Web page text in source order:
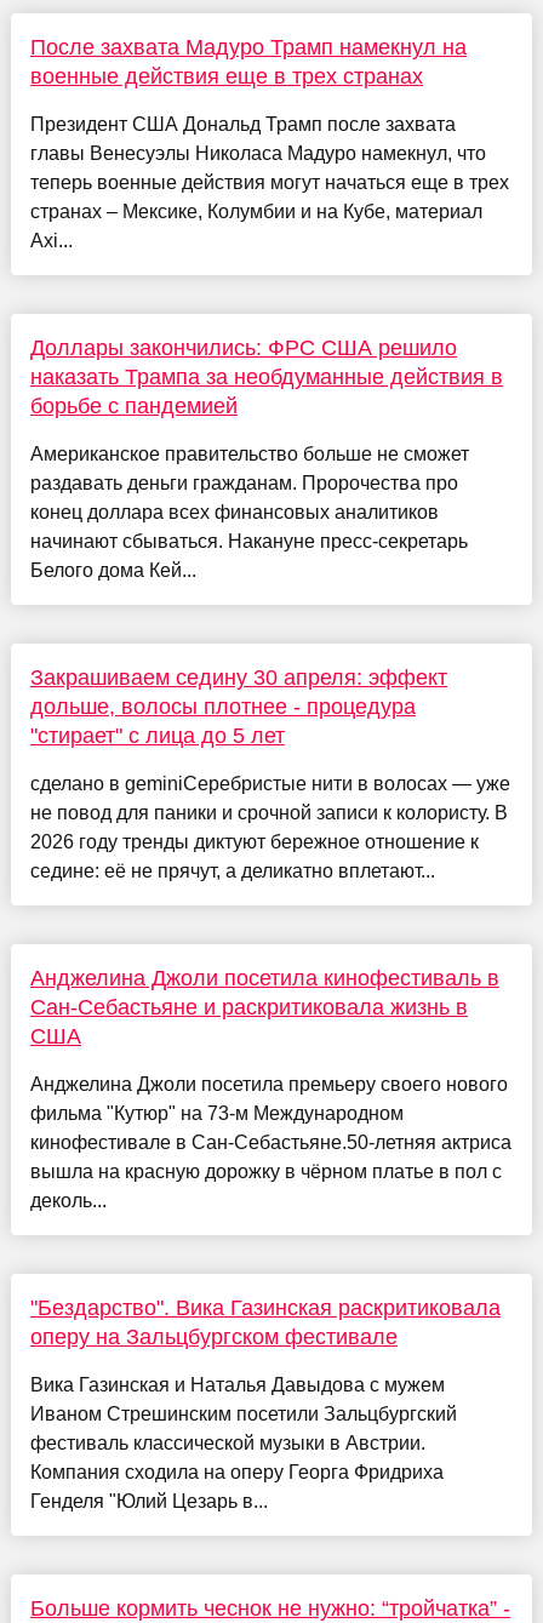
После захвата Мадуро Трамп намекнул на
военные действия еще в трех странах
Президент США Дональд Трамп после захвата
главы Венесуэлы Николаса Мадуро намекнул, что
теперь военные действия могут начаться еще в трех
странах – Мексике, Колумбии и на Кубе, материал
Axi...
Доллары закончились: ФРС США решило
наказать Трампа за необдуманные действия в
борьбе с пандемией
Американское правительство больше не сможет
раздавать деньги гражданам. Пророчества про
конец доллара всех финансовых аналитиков
начинают сбываться. Накануне пресс-секретарь
Белого дома Кей...
Закрашиваем седину 30 апреля: эффект
дольше, волосы плотнее - процедура
"стирает" с лица до 5 лет
сделано в geminiСеребристые нити в волосах — уже
не повод для паники и срочной записи к колористу. В
2026 году тренды диктуют бережное отношение к
седине: её не прячут, а деликатно вплетают...
Анджелина Джоли посетила кинофестиваль в
Сан-Себастьяне и раскритиковала жизнь в
США
Анджелина Джоли посетила премьеру своего нового
фильма "Кутюр" на 73-м Международном
кинофестивале в Сан-Себастьяне.50-летняя актриса
вышла на красную дорожку в чёрном платье в пол с
деколь...
"Бездарство". Вика Газинская раскритиковала
оперу на Зальцбургском фестивале
Вика Газинская и Наталья Давыдова с мужем
Иваном Стрешинским посетили Зальцбургский
фестиваль классической музыки в Австрии.
Компания сходила на оперу Георга Фридриха
Генделя "Юлий Цезарь в...
Больше кормить чеснок не нужно: “тройчатка” -